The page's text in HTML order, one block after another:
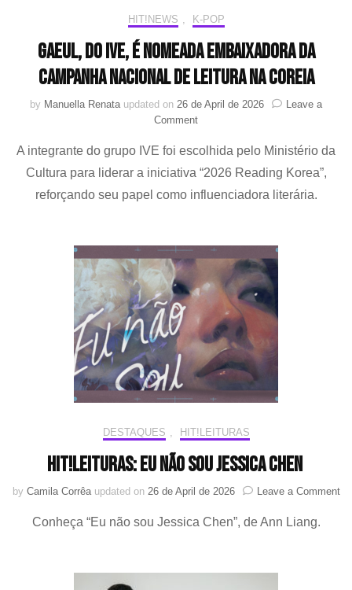
HIT!NEWS K-POP
GAEUL, do IVE, é nomeada embaixadora da
campanha nacional de leitura na Coreia
by Manuella Renata updated on 26 de April de 2026
Leave a
Commenton
do
IVE,
nomeada
campanha
nacional
leitura
Coreia
A integrante do grupo IVE foi escolhida pelo Ministério da
Cultura para liderar a iniciativa “2026 Reading Korea”,
reforçando seu papel como influenciadora literária.
DESTAQUES HIT!LEITURAS
HIT!Leituras: Eu não sou Jessica Chen
by Camila Corrêa updated on 26 de April de 2026 Leave a Commenton
Conheça “Eu não sou Jessica Chen”, de Ann Liang.